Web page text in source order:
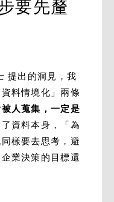
要先釐
提出的洞見，我
料情境化」兩條
人蒐集，一定是
了資料本身，「為
樣要去思考，避
業決策的目標還